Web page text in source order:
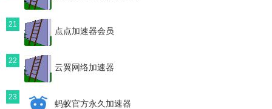
21
点点加速器会员
22
云翼网络加速器
23
蚂蚁官方永久加速器